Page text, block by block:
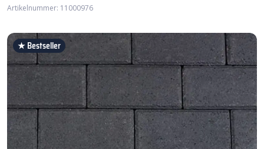
Artikelnummer: 11000976
★ Bestseller